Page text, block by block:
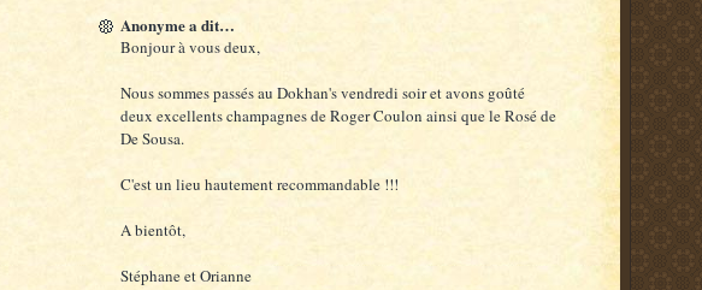
Anonyme a dit…
Bonjour à vous deux,
Nous sommes passés au Dokhan's vendredi soir et avons goûté
deux excellents champagnes de Roger Coulon ainsi que le Rosé de
De Sousa.
C'est un lieu hautement recommandable !!!
A bientôt,
Stéphane et Orianne